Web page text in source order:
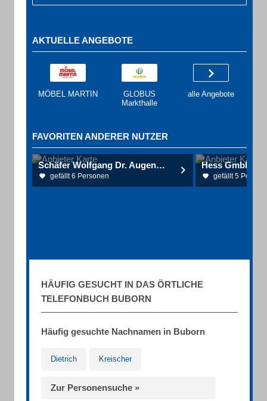
AKTUELLE ANGEBOTE
MÖBEL MARTIN
GLOBUS
Markthalle
alle Angebote
FAVORITEN ANDERER NUTZER
Schäfer Wolfgang Dr. Augenarztpraxis , MVZ Augenzentrum Ramstein
gefällt 6 Personen
Hess GmbH
gefällt 5
HÄUFIG GESUCHT IN DAS ÖRTLICHE
TELEFONBUCH BUBORN
Häufig gesuchte Nachnamen in Buborn
Dietrich Kreischer
Zur Personensuche »